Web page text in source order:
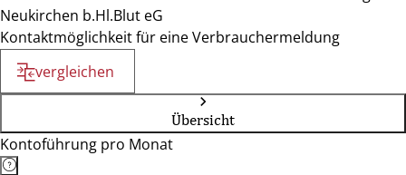
Neukirchen b.Hl.Blut eG
Kontaktmöglichkeit für eine Verbrauchermeldung
vergleichen
Übersicht
Kontoführung pro Monat